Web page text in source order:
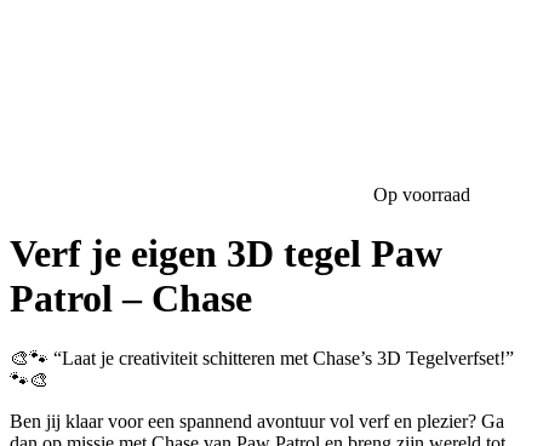
Op voorraad
Verf je eigen 3D tegel Paw
Patrol – Chase
🎨🐾 “Laat je creativiteit schitteren met Chase’s 3D Tegelverfset!”
🐾🎨
Ben jij klaar voor een spannend avontuur vol verf en plezier? Ga